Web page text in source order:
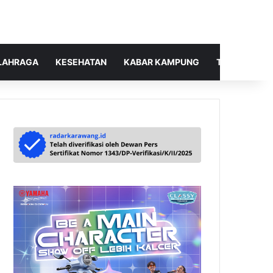
KESEHATAN KABAR KAMPUNG TELUSUR